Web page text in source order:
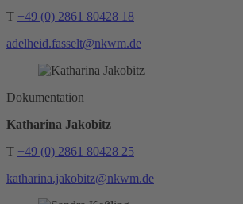
T +49 (0) 2861 80428 18
adelheid.fasselt@nkwm.de
Dokumentation
Katharina Jakobitz
T +49 (0) 2861 80428 25
katharina.jakobitz@nkwm.de